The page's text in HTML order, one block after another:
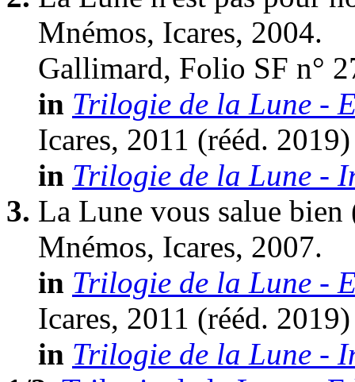
Mnémos, Icares, 2004.
Gallimard, Folio SF n°
in Trilogie de la Lune -
Icares, 2011 (rééd. 2019)
in Trilogie de la Lune -
3. La Lune vous salue bien
Mnémos, Icares, 2007.
in Trilogie de la Lune -
Icares, 2011 (rééd. 2019)
in Trilogie de la Lune -